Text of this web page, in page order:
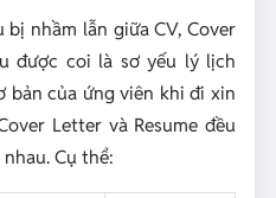
nhầm lẫn giữa CV, Cover
được coi là sơ yếu lý lịch
của ứng viên khi đi xin
Letter và Resume đều
Cụ thể: